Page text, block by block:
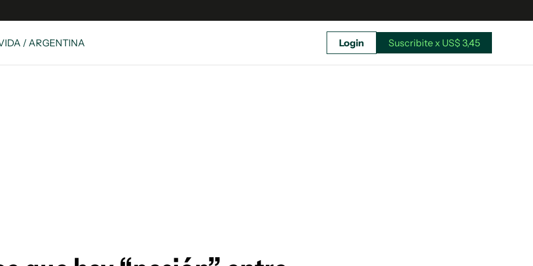
/ ARGENTINA Login Suscribite x US$ 3,45